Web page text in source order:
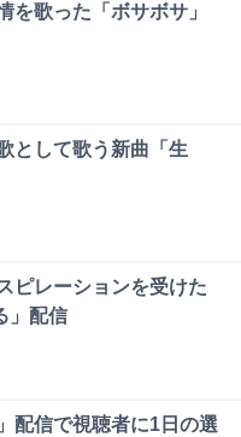
を歌った「ボサボサ」
として歌う新曲「生
ピレーションを受けた
」配信
配信で視聴者に1日の選